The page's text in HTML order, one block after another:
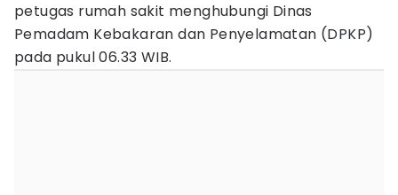
petugas rumah sakit menghubungi Dinas
Pemadam Kebakaran dan Penyelamatan (DPKP)
pada pukul 06.33 WIB.